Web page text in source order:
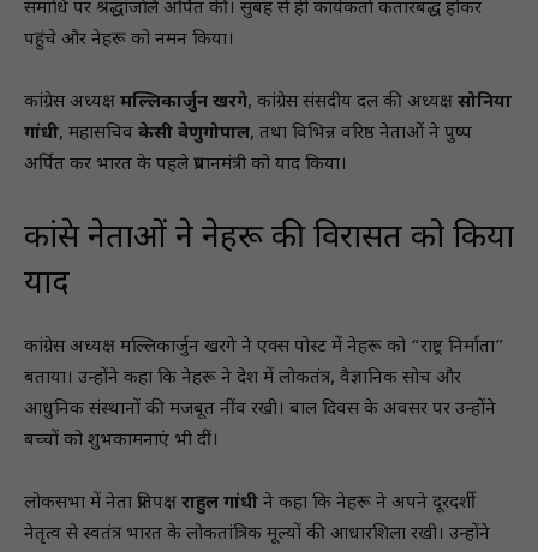
समाधि पर श्रद्धांजलि अर्पित की। सुबह से ही कार्यकर्ता कतारबद्ध होकर
पहुंचे और नेहरू को नमन किया।
कांग्रेस अध्यक्ष मल्लिकार्जुन खरगे, कांग्रेस संसदीय दल की अध्यक्ष सोनिया
गांधी, महासचिव केसी वेणुगोपाल, तथा विभिन्न वरिष्ठ नेताओं ने पुष्प
अर्पित कर भारत के पहले प्रधानमंत्री को याद किया।
कांग्रेस नेताओं ने नेहरू की विरासत को किया
याद
कांग्रेस अध्यक्ष मल्लिकार्जुन खरगे ने एक्स पोस्ट में नेहरू को “राष्ट्र निर्माता”
बताया। उन्होंने कहा कि नेहरू ने देश में लोकतंत्र, वैज्ञानिक सोच और
आधुनिक संस्थानों की मजबूत नींव रखी। बाल दिवस के अवसर पर उन्होंने
बच्चों को शुभकामनाएं भी दीं।
लोकसभा में नेता प्रतिपक्ष राहुल गांधी ने कहा कि नेहरू ने अपने दूरदर्शी
नेतृत्व से स्वतंत्र भारत के लोकतांत्रिक मूल्यों की आधारशिला रखी। उन्होंने